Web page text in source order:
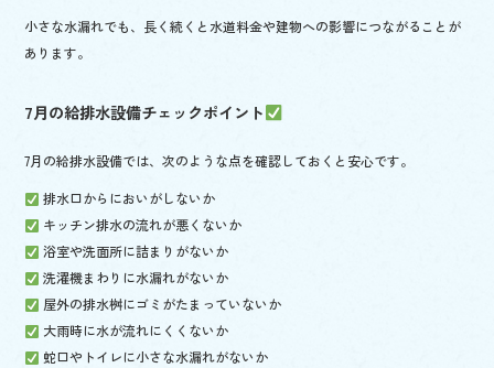
小さな水漏れでも、長く続くと水道料金や建物への影響につながることが
あります。
7月の給排水設備チェックポイント
7月の給排水設備では、次のような点を確認しておくと安心です。
排水口からにおいがしないか
キッチン排水の流れが悪くないか
浴室や洗面所に詰まりがないか
洗濯機まわりに水漏れがないか
屋外の排水桝にゴミがたまっていないか
大雨時に水が流れにくくないか
蛇口やトイレに小さな水漏れがないか